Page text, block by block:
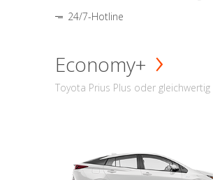
24/7-Hotline
Economy+
Toyota Prius Plus oder gleichwertig